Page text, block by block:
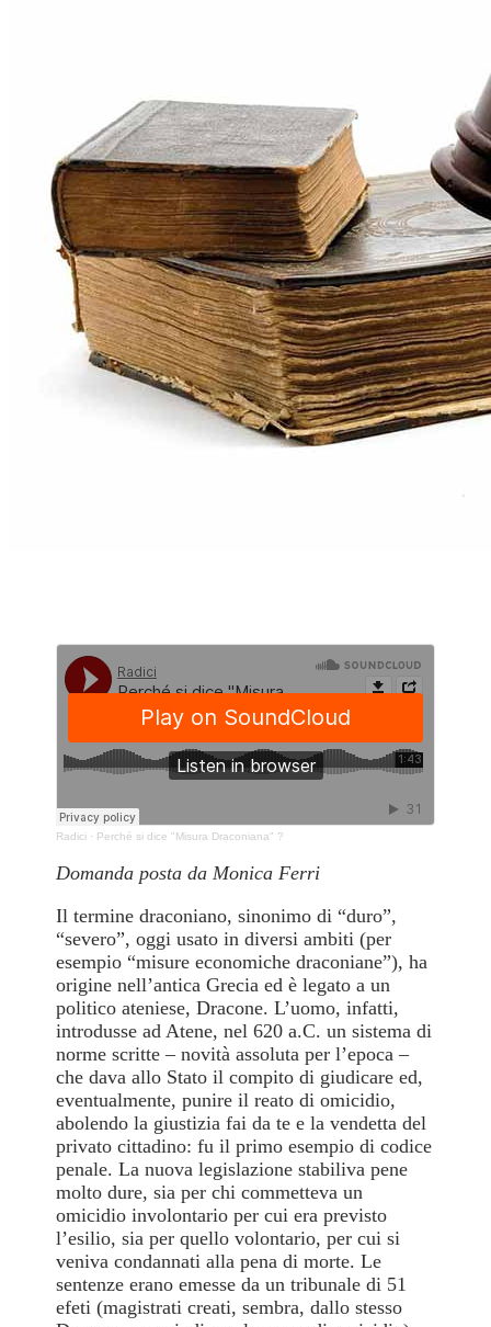
Radici · Perché si dice "Misura Draconiana" ?
Domanda posta da Monica Ferri
Il termine draconiano, sinonimo di “duro”,
“severo”, oggi usato in diversi ambiti (per
esempio “misure economiche draconiane”), ha
origine nell’antica Grecia ed è legato a un
politico ateniese, Dracone. L’uomo, infatti,
introdusse ad Atene, nel 620 a.C. un sistema di
norme scritte – novità assoluta per l’epoca –
che dava allo Stato il compito di giudicare ed,
eventualmente, punire il reato di omicidio,
abolendo la giustizia fai da te e la vendetta del
privato cittadino: fu il primo esempio di codice
penale. La nuova legislazione stabiliva pene
molto dure, sia per chi commetteva un
omicidio involontario per cui era previsto
l’esilio, sia per quello volontario, per cui si
veniva condannati alla pena di morte. Le
sentenze erano emesse da un tribunale di 51
efeti (magistrati creati, sembra, dallo stesso